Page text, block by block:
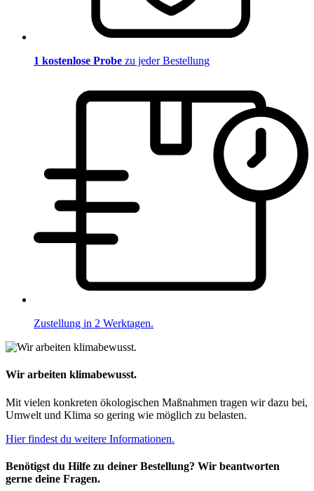
1 kostenlose Probe zu jeder Bestellung
Zustellung in 2 Werktagen.
Wir arbeiten klimabewusst.
Mit vielen konkreten ökologischen Maßnahmen tragen wir dazu bei,
Umwelt und Klima so gering wie möglich zu belasten.
Hier findest du weitere Informationen.
Benötigst du Hilfe zu deiner Bestellung? Wir beantworten
gerne deine Fragen.